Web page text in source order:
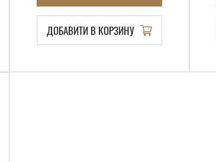
ДОБАВИТИ В КОРЗИНУ